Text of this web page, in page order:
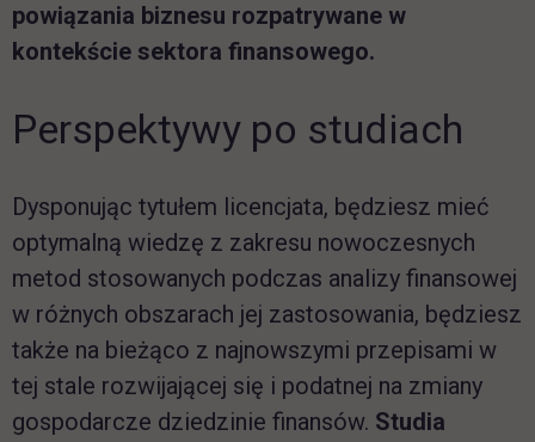
powiązania biznesu rozpatrywane w
kontekście sektora finansowego.
Perspektywy po studiach
Dysponując tytułem licencjata, będziesz mieć
optymalną wiedzę z zakresu nowoczesnych
metod stosowanych podczas analizy finansowej
w różnych obszarach jej zastosowania, będziesz
także na bieżąco z najnowszymi przepisami w
tej stale rozwijającej się i podatnej na zmiany
gospodarcze dziedzinie finansów. Studia